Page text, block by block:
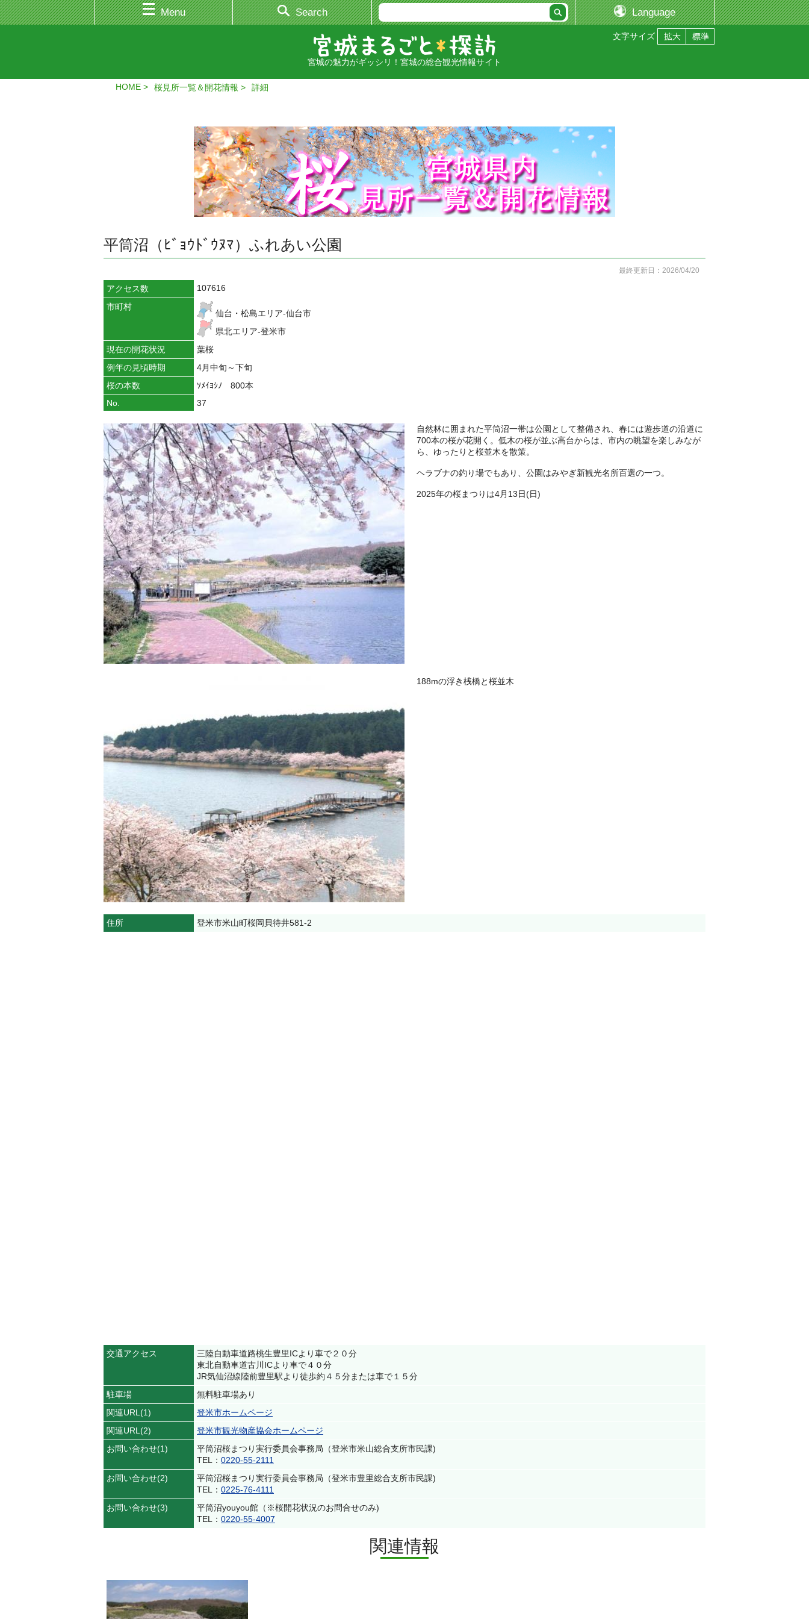
Menu Search Language
文字サイズ
宮城の魅力がギッシリ！宮城の総合観光情報サイト
HOME 桜見所一覧＆開花情報 詳細
平筒沼（ﾋﾞｮｳﾄﾞｳﾇﾏ）ふれあい公園
最終更新日：2026/04/20
アクセス数
107616
市町村
仙台・松島エリア-仙台市
県北エリア-登米市
現在の開花状況
葉桜
例年の見頃時期
4月中旬～下旬
桜の本数
ｿﾒｲﾖｼﾉ 800本
No.
37
自然林に囲まれた平筒沼一帯は公園として整備され、春には遊歩道の沿道に
700本の桜が花開く。低木の桜が並ぶ高台からは、市内の眺望を楽しみなが
ら、ゆったりと桜並木を散策。
ヘラブナの釣り場でもあり、公園はみやぎ新観光名所百選の一つ。
2025年の桜まつりは4月13日(日)
188mの浮き桟橋と桜並木
住所 登米市米山町桜岡貝待井581-2
交通アクセス
三陸自動車道路桃生豊里ICより車で２０分
東北自動車道古川ICより車で４０分
JR気仙沼線陸前豊里駅より徒歩約４５分または車で１５分
駐車場
無料駐車場あり
関連URL(1)
登米市ホームページ
関連URL(2)
登米市観光物産協会ホームページ
お問い合わせ(1)
平筒沼桜まつり実行委員会事務局（登米市米山総合支所市民課)
TEL： 0220-55-2111
お問い合わせ(2)
平筒沼桜まつり実行委員会事務局（登米市豊里総合支所市民課)
TEL： 0225-76-4111
お問い合わせ(3)
平筒沼youyou館（※桜開花状況のお問合せのみ)
TEL： 0220-55-4007
関連情報